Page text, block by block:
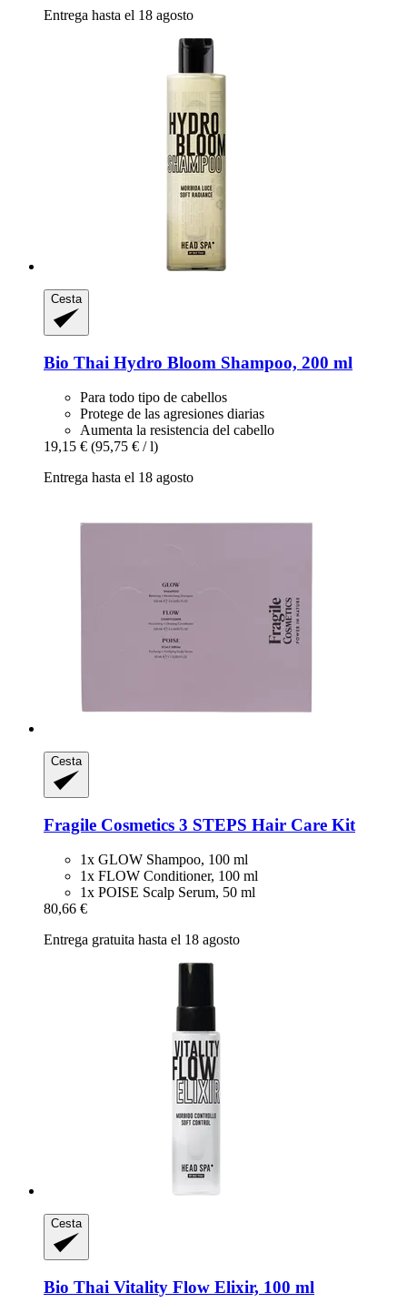
Entrega hasta el 18 agosto
Cesta
Bio Thai Hydro Bloom Shampoo, 200 ml
Para todo tipo de cabellos
Protege de las agresiones diarias
Aumenta la resistencia del cabello
19,15 € (95,75 € / l)
Entrega hasta el 18 agosto
Cesta
Fragile Cosmetics 3 STEPS Hair Care Kit
1x GLOW Shampoo, 100 ml
1x FLOW Conditioner, 100 ml
1x POISE Scalp Serum, 50 ml
80,66 €
Entrega gratuita hasta el 18 agosto
Cesta
Bio Thai Vitality Flow Elixir, 100 ml